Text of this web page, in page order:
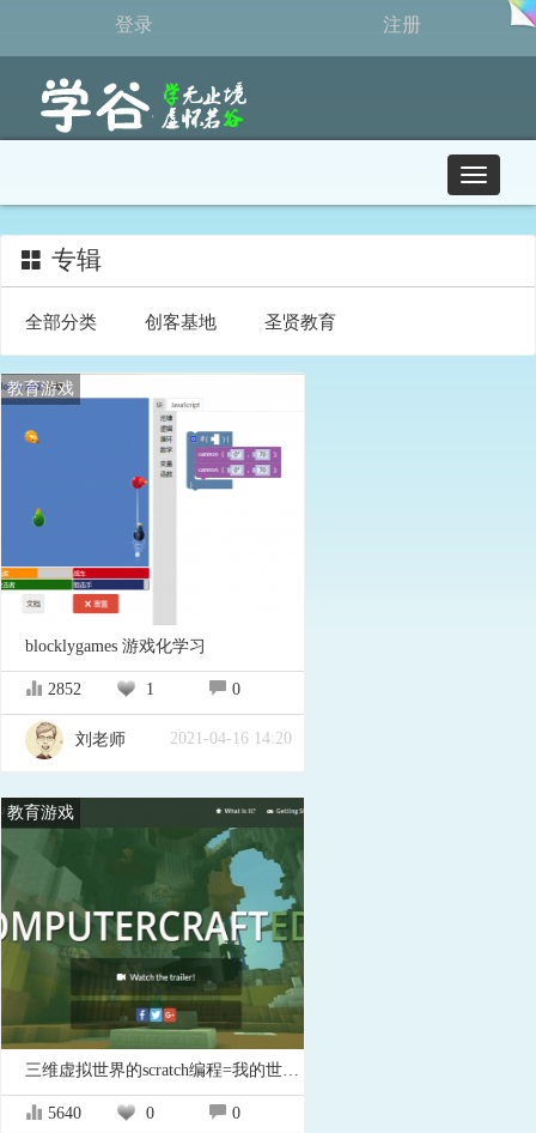
登录 注册
T
o
专辑
全部分类 创客基地 圣贤教育
教育游戏
blocklygames 游戏化学习
2852 1 0
刘老师 2021-04-16 14:20
教育游戏
三维虚拟世界的scratch编程=我的世界minecraft+computercraftedu
5640 0 0